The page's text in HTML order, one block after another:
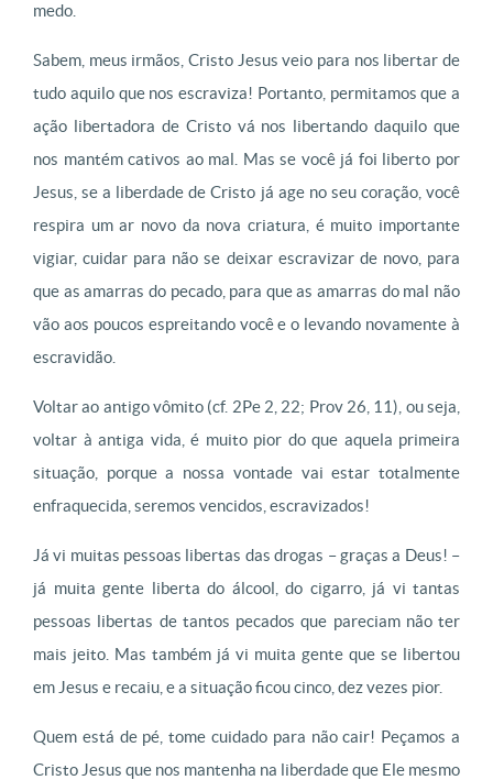
medo.
Sabem, meus irmãos, Cristo Jesus veio para nos libertar de
tudo aquilo que nos escraviza! Portanto, permitamos que a
ação libertadora de Cristo vá nos libertando daquilo que
nos mantém cativos ao mal. Mas se você já foi liberto por
Jesus, se a liberdade de Cristo já age no seu coração, você
respira um ar novo da nova criatura, é muito importante
vigiar, cuidar para não se deixar escravizar de novo, para
que as amarras do pecado, para que as amarras do mal não
vão aos poucos espreitando você e o levando novamente à
escravidão.
Voltar ao antigo vômito (cf. 2Pe 2, 22; Prov 26, 11), ou seja,
voltar à antiga vida, é muito pior do que aquela primeira
situação, porque a nossa vontade vai estar totalmente
enfraquecida, seremos vencidos, escravizados!
Já vi muitas pessoas libertas das drogas – graças a Deus! –
já muita gente liberta do álcool, do cigarro, já vi tantas
pessoas libertas de tantos pecados que pareciam não ter
mais jeito. Mas também já vi muita gente que se libertou
em Jesus e recaiu, e a situação ficou cinco, dez vezes pior.
Quem está de pé, tome cuidado para não cair! Peçamos a
Cristo Jesus que nos mantenha na liberdade que Ele mesmo